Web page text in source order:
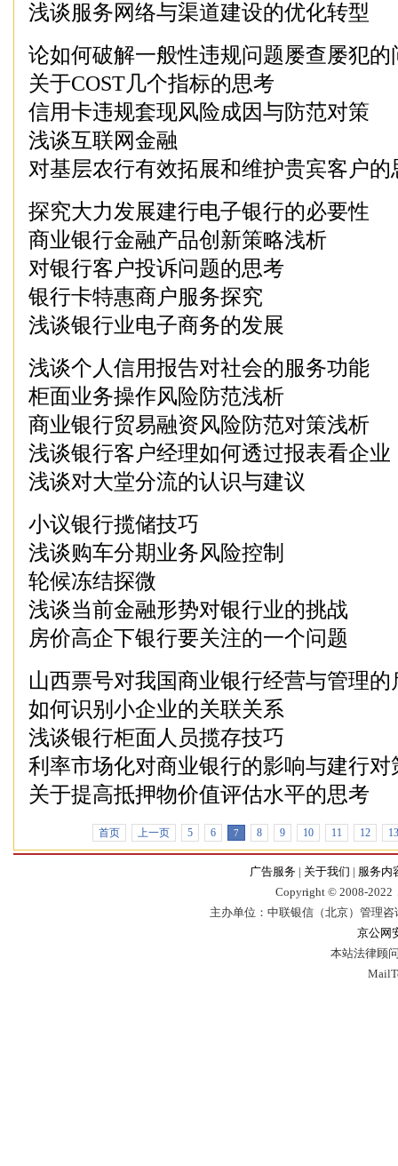
浅谈服务网络与渠道建设的优化转型
论如何破解一般性违规问题屡查屡犯的
关于COST几个指标的思考
信用卡违规套现风险成因与防范对策
浅谈互联网金融
对基层农行有效拓展和维护贵宾客户的
探究大力发展建行电子银行的必要性
商业银行金融产品创新策略浅析
对银行客户投诉问题的思考
银行卡特惠商户服务探究
浅谈银行业电子商务的发展
浅谈个人信用报告对社会的服务功能
柜面业务操作风险防范浅析
商业银行贸易融资风险防范对策浅析
浅谈银行客户经理如何透过报表看企业
浅谈对大堂分流的认识与建议
小议银行揽储技巧
浅谈购车分期业务风险控制
轮候冻结探微
浅谈当前金融形势对银行业的挑战
房价高企下银行要关注的一个问题
山西票号对我国商业银行经营与管理的
如何识别小企业的关联关系
浅谈银行柜面人员揽存技巧
利率市场化对商业银行的影响与建行对
关于提高抵押物价值评估水平的思考
首页 上一页 5 6 7 8 9 10 11 12 13
广告服务 | 关于我们 | 服务内
Copyright © 2008-2022
主办单位：中联银信（北京）管理
京公网
本站法律顾